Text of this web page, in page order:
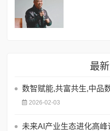
最
数智赋能,共富共生,中品
2026-02-03
未来AI产业生态进化高